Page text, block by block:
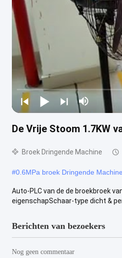
De Vrije Stoom 1.7KW
Broek Dringende Machine
#0.6MPa broek Dringende Machine
Auto-PLC van de de broekbroek
eigenschapSchaar-type dicht &
Berichten van bezoekers
Nog geen commentaar